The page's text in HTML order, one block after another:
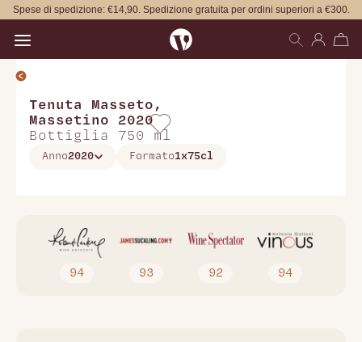
Spese di spedizione: €14,90. Spedizione gratuita per ordini superiori a €300.
Tenuta Masseto ,
Massetino 2020
Bottiglia 750 ml
Anno2020 Formato1x75cl
94 93 92 94